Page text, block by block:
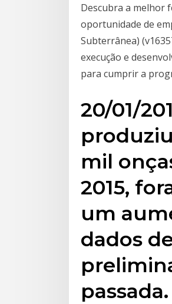
Descubra a melhor
oportunidade de
Subterrânea)
execução e
para cumprir a
20/01/
mil
2015,
um
dados
passada.